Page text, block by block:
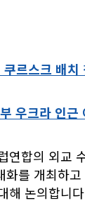
르스크 배치
우크라 인근
연합의 외교
화를 개최하
해 논의합니